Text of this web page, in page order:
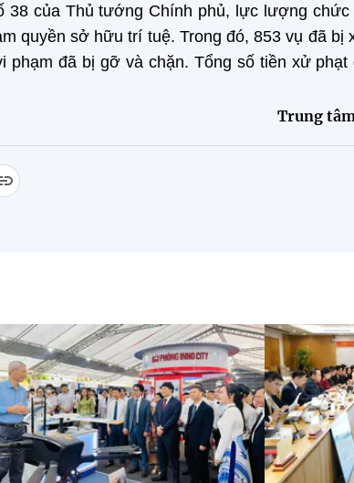
38 của Thủ tướng Chính phủ, lực lượng
quyền sở hữu trí tuệ. Trong đó, 853 vụ đã bị
đã bị gỡ và chặn. Tổng số tiền xử phạt
Trung